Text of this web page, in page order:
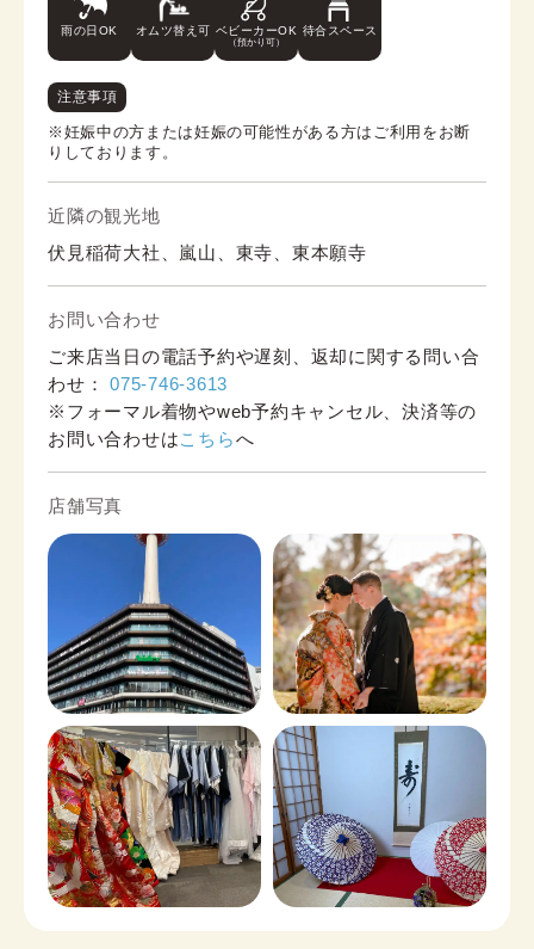
雨の日OK オムツ替え可 ベビーカーOK
（預かり可）
待合スペース
注意事項
※妊娠中の方または妊娠の可能性がある方はご利用をお断
りしております。
近隣の観光地
伏見稲荷大社、嵐山、東寺、東本願寺
お問い合わせ
ご来店当日の電話予約や遅刻、返却に関する問い合
わせ： 075-746-3613
※フォーマル着物やweb予約キャンセル、決済等の
お問い合わせはこちらへ
店舗写真